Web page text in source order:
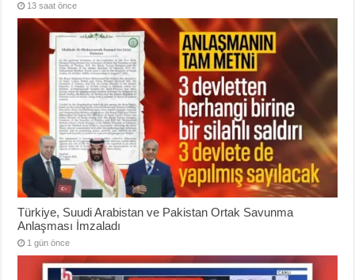
13 saat önce
Türkiye, Suudi Arabistan ve Pakistan Ortak Savunma
Anlaşması İmzaladı
1 gün önce